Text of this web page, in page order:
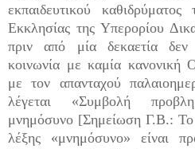
εκπαιδευτικού
Εκκλησίας της Υπερορίου
πριν από μία δεκαετία δεν
κοινωνία με καμία κανονική
με τον απανταχού
λέγεται «Συμβολή
μνημόσυνο [Σημείωση Γ.Β.: Το
λέξης «μνημόσυνο» είναι